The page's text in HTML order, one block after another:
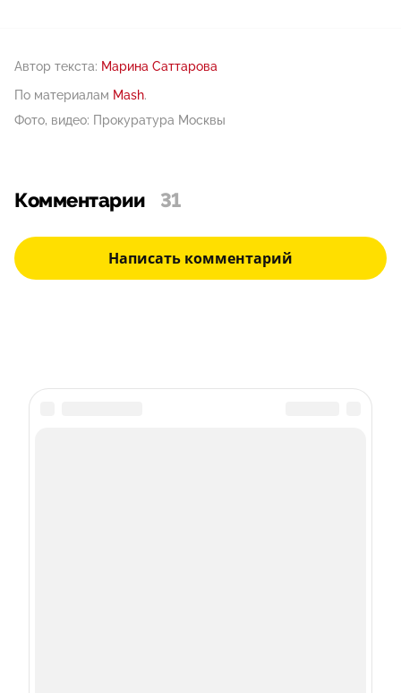
Автор текста: Марина Саттарова
По материалам Mash.
Фото, видео: Прокуратура Москвы
Комментарии 31
Написать комментарий